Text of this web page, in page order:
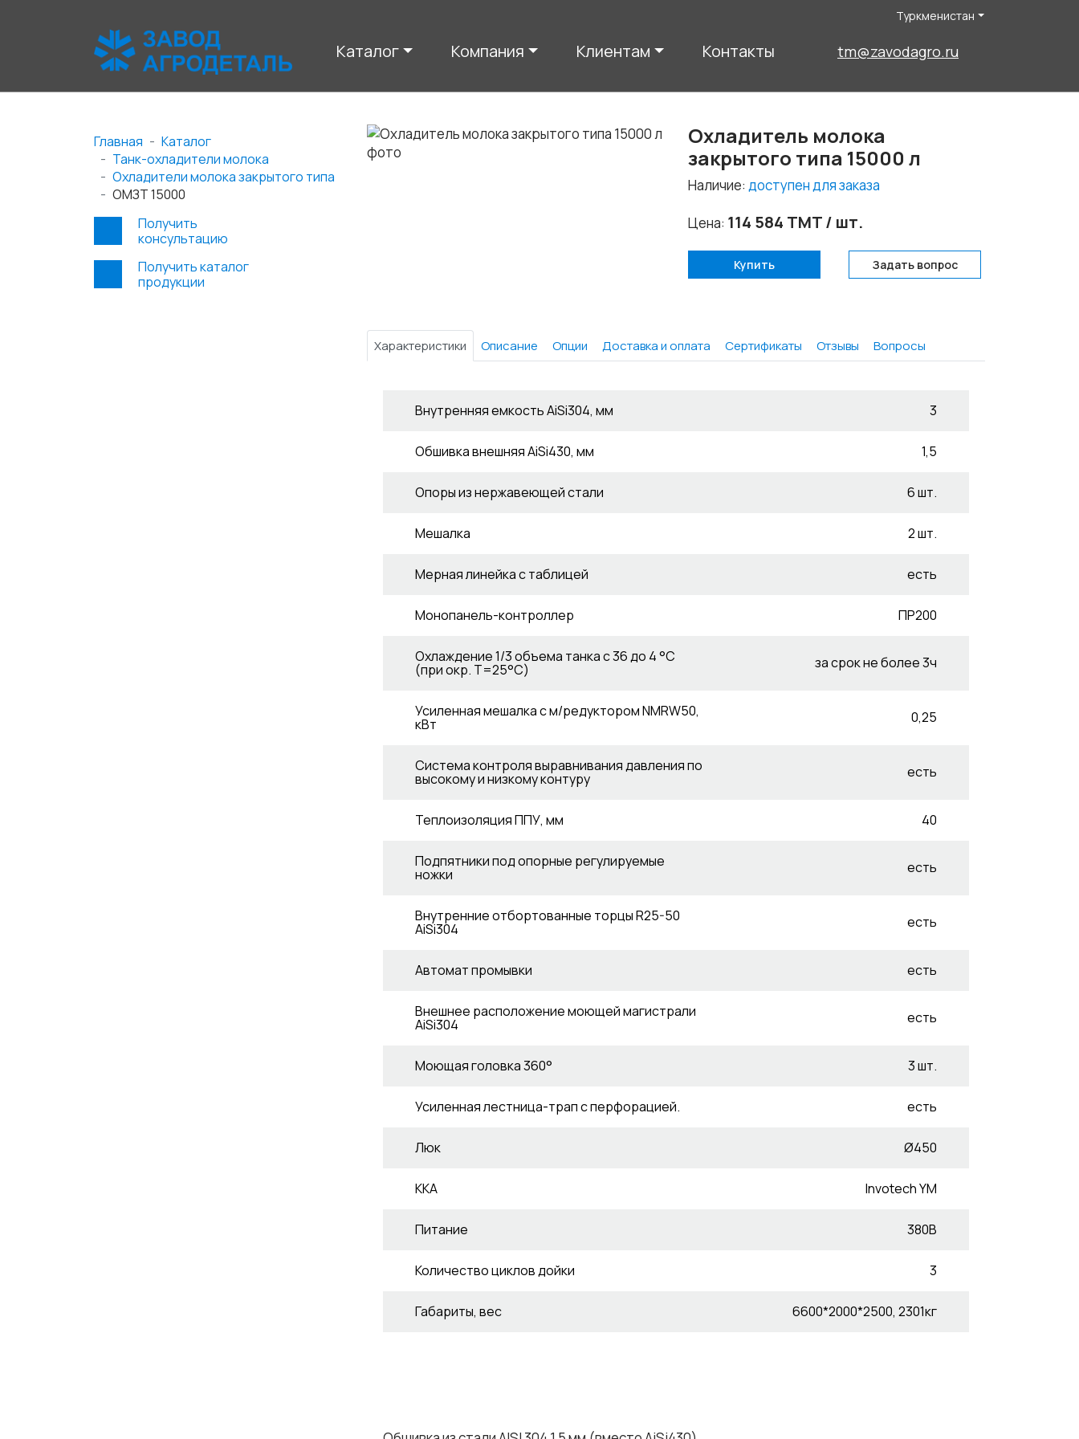
Туркменистан
Каталог Компания Клиентам Контакты tm@zavodagro.ru
Главная
Каталог
Танк-охладители молока
Охладители молока закрытого типа
ОМЗТ 15000
Получить
консультацию
Получить каталог
продукции
Охладитель молока
закрытого типа 15000 л
Наличие: доступен для заказа
Цена: 114 584 TMT / шт.
Купить Задать вопрос
Характеристики Описание Опции Доставка и оплата Сертификаты Отзывы Вопросы
Внутренняя емкость AiSi304, мм 3
Обшивка внешняя AiSi430, мм 1,5
Опоры из нержавеющей стали 6 шт.
Мешалка 2 шт.
Мерная линейка с таблицей есть
Монопанель-контроллер ПР200
Охлаждение 1/3 объема танка с 36 до 4 °C
(при окр. Т=25°С) за срок не более 3ч
Усиленная мешалка с м/редуктором NMRW50,
кВт 0,25
Система контроля выравнивания давления по
высокому и низкому контуру есть
Теплоизоляция ППУ, мм 40
Подпятники под опорные регулируемые
ножки есть
Внутренние отбортованные торцы R25-50
AiSi304 есть
Автомат промывки есть
Внешнее расположение моющей магистрали
AiSi304 есть
Моющая головка 360° 3 шт.
Усиленная лестница-трап с перфорацией. есть
Люк Ø450
ККА Invotech YM
Питание 380В
Количество циклов дойки 3
Габариты, вес 6600*2000*2500, 2301кг